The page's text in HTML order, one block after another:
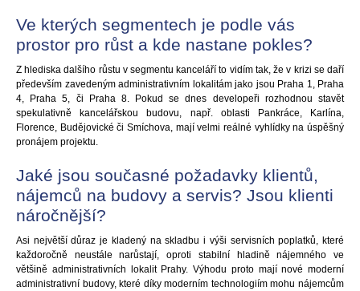
Ve kterých segmentech je podle vás
prostor pro růst a kde nastane pokles?
Z hlediska dalšího růstu v segmentu kanceláří to vidím tak, že v krizi se daří
především zavedeným administrativním lokalitám jako jsou Praha 1, Praha
4, Praha 5, či Praha 8. Pokud se dnes developeři rozhodnou stavět
spekulativně kancelářskou budovu, např. oblasti Pankráce, Karlína,
Florence, Budějovické či Smíchova, mají velmi reálné vyhlídky na úspěšný
pronájem projektu.
Jaké jsou současné požadavky klientů,
nájemců na budovy a servis? Jsou klienti
náročnější?
Asi největší důraz je kladený na skladbu i výši servisních poplatků, které
každoročně neustále narůstají, oproti stabilní hladině nájemného ve
většině administrativních lokalit Prahy. Výhodu proto mají nové moderní
administrativní budovy, které díky moderním technologiím mohu nájemcům